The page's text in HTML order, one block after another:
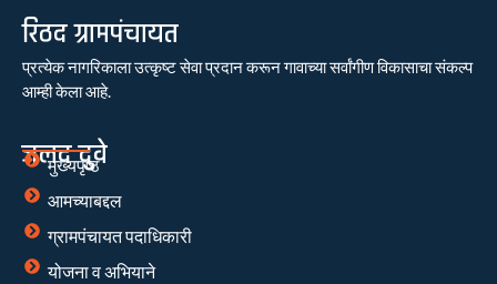
रिठद ग्रामपंचायत
प्रत्येक नागरिकाला उत्कृष्ट सेवा प्रदान करून गावाच्या सर्वांगीण विकासाचा संकल्प
आम्ही केला आहे.
जलद दुवे
मुख्यपृष्ठ
आमच्याबद्दल
ग्रामपंचायत पदाधिकारी
योजना व अभियाने